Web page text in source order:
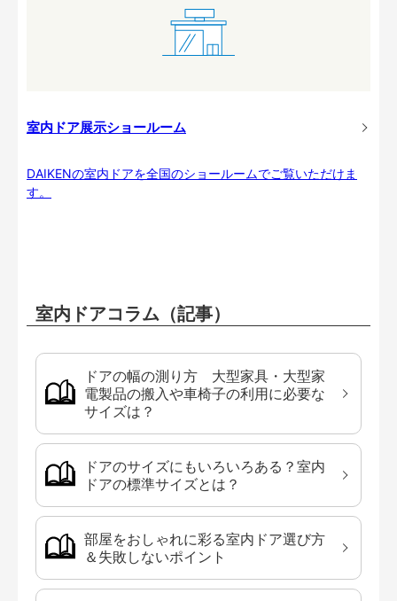
室内ドア展示ショールーム
DAIKENの室内ドアを全国のショールームでご覧いただけま
す。
室内ドアコラム（記事）
ドアの幅の測り方 大型家具・大型家
電製品の搬入や車椅子の利用に必要な
サイズは？
ドアのサイズにもいろいろある？室内
ドアの標準サイズとは？
部屋をおしゃれに彩る室内ドア選び方
＆失敗しないポイント